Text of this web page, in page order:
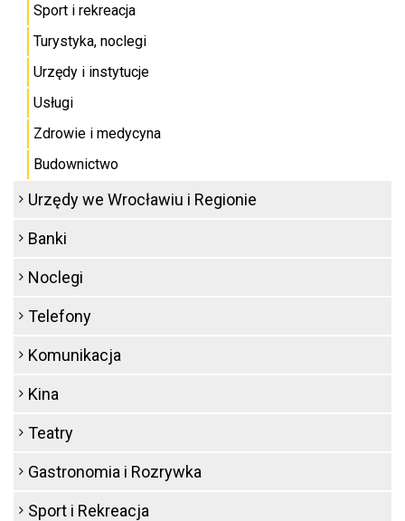
Sport i rekreacja
Turystyka, noclegi
Urzędy i instytucje
Usługi
Zdrowie i medycyna
Budownictwo
Urzędy we Wrocławiu i Regionie
Banki
Noclegi
Telefony
Komunikacja
Kina
Teatry
Gastronomia i Rozrywka
Sport i Rekreacja